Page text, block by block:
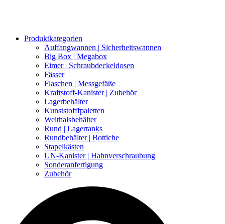
Produktkategorien
Auffangwannen | Sicherheitswannen
Big Box | Megabox
Eimer | Schraubdeckeldosen
Fässer
Flaschen | Messgefäße
Kraftstoff-Kanister | Zubehör
Lagerbehälter
Kunststofffpaletten
Weithalsbehälter
Rund | Lagertanks
Rundbehälter | Bottiche
Stapelkästen
UN-Kanister | Hahnverschraubung
Sonderanfertigung
Zubehör